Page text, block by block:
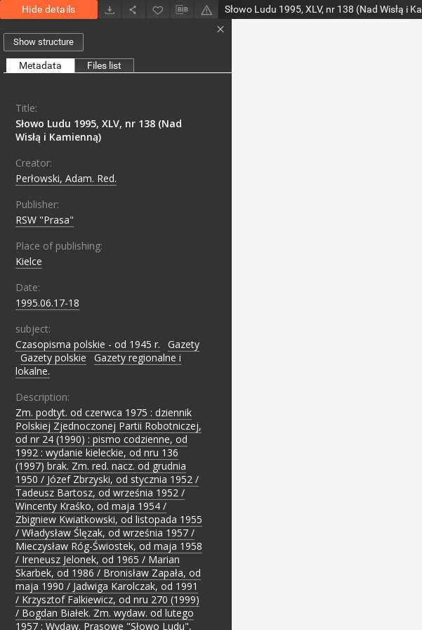
Hide details
Show structure
Metadata Files list
Title:
Słowo Ludu 1995, XLV, nr 138 (Nad
Wisłą i Kamienną)
Creator:
Perłowski, Adam. Red.
Publisher:
RSW "Prasa"
Place of publishing:
Kielce
Date:
1995.06.17-18
subject:
Czasopisma polskie - od 1945 r.
Gazety
Gazety polskie
Gazety regionalne i
lokalne.
Description:
Zm. podtyt. od czerwca 1975 : dziennik
Polskiej Zjednoczonej Partii Robotniczej,
od nr 24 (1990) : pismo codzienne, od
1992 : wydanie kieleckie, od nru 136
(1997) brak. Zm. red. nacz. od grudnia
1950 / Józef Zbrzyski, od stycznia 1952 /
Tadeusz Bartosz, od września 1952 /
Wincenty Kraśko, od maja 1954 /
Zbigniew Kwiatkowski, od listopada 1955
/ Władysław Ślęzak, od września 1957 /
Mieczysław Róg-Świostek, od maja 1958
/ Ireneusz Jelonek, od 1965 / Marian
Skarbek, od 1986 / Bronisław Zapała, od
maja 1990 / Jadwiga Karolczak, od 1991
/ Krzysztof Falkiewicz, od nru 270 (1999)
/ Bogdan Białek. Zm. wydaw. od lutego
1957 : Wydaw. Prasowe "Słowo Ludu",